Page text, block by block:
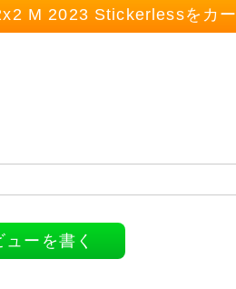
M 2023 Stickerlessをカー
ューを書く